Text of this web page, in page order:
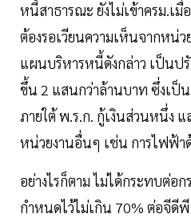
หนี้สาธารณะ ยังไม่เข้าครม.เ
ต้องรอเวียนความเห็นจากหน่
แผนบริหารหนี้ดังกล่าว เป็น
ขึ้น 2 แสนกว่าล้านบาท ซึ่งเป็น
ภายใต้ พ.ร.ก. กู้เงินส่วนหนึ่ง แ
หน่วยงานอื่นๆ เช่น การไฟฟ้า
อย่างไรก็ตาม ไม่ได้กระทบต่
กำหนดไว้ไม่เกิน 70% ต่อจีดี